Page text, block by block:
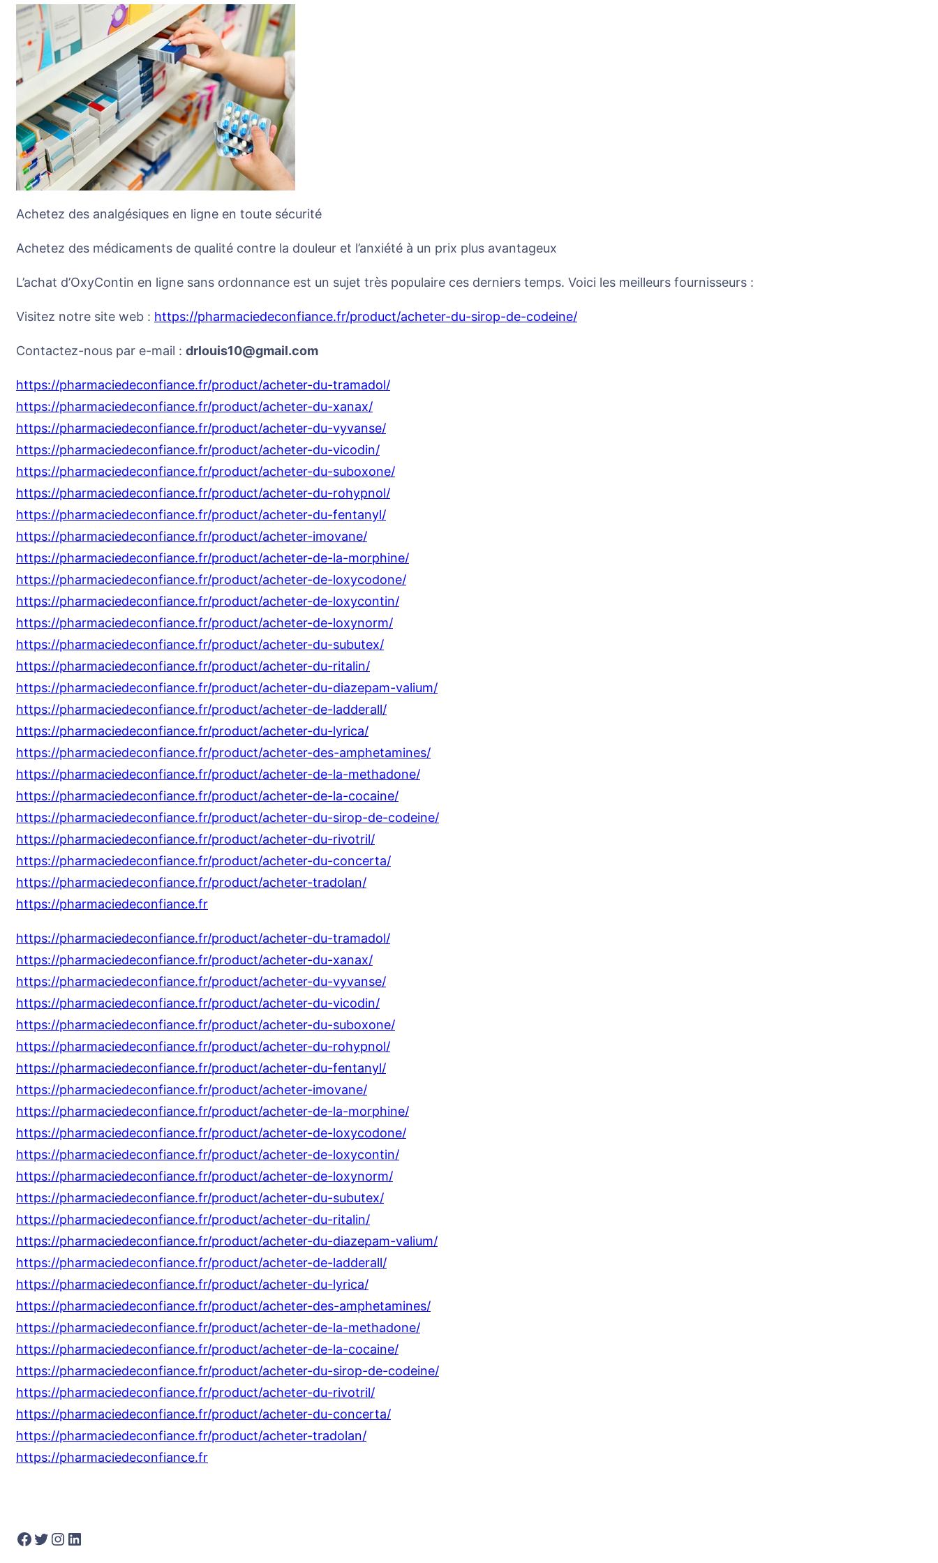
Achetez des analgésiques en ligne en toute sécurité
Achetez des médicaments de qualité contre la douleur et l’anxiété à un prix plus avantageux
L’achat d’OxyContin en ligne sans ordonnance est un sujet très populaire ces derniers temps. Voici les meilleurs fournisseurs :
Visitez notre site web : https://pharmaciedeconfiance.fr/product/acheter-du-sirop-de-codeine/
Contactez-nous par e-mail : drlouis10@gmail.com
https://pharmaciedeconfiance.fr/product/acheter-du-tramadol/
https://pharmaciedeconfiance.fr/product/acheter-du-xanax/
https://pharmaciedeconfiance.fr/product/acheter-du-vyvanse/
https://pharmaciedeconfiance.fr/product/acheter-du-vicodin/
https://pharmaciedeconfiance.fr/product/acheter-du-suboxone/
https://pharmaciedeconfiance.fr/product/acheter-du-rohypnol/
https://pharmaciedeconfiance.fr/product/acheter-du-fentanyl/
https://pharmaciedeconfiance.fr/product/acheter-imovane/
https://pharmaciedeconfiance.fr/product/acheter-de-la-morphine/
https://pharmaciedeconfiance.fr/product/acheter-de-loxycodone/
https://pharmaciedeconfiance.fr/product/acheter-de-loxycontin/
https://pharmaciedeconfiance.fr/product/acheter-de-loxynorm/
https://pharmaciedeconfiance.fr/product/acheter-du-subutex/
https://pharmaciedeconfiance.fr/product/acheter-du-ritalin/
https://pharmaciedeconfiance.fr/product/acheter-du-diazepam-valium/
https://pharmaciedeconfiance.fr/product/acheter-de-ladderall/
https://pharmaciedeconfiance.fr/product/acheter-du-lyrica/
https://pharmaciedeconfiance.fr/product/acheter-des-amphetamines/
https://pharmaciedeconfiance.fr/product/acheter-de-la-methadone/
https://pharmaciedeconfiance.fr/product/acheter-de-la-cocaine/
https://pharmaciedeconfiance.fr/product/acheter-du-sirop-de-codeine/
https://pharmaciedeconfiance.fr/product/acheter-du-rivotril/
https://pharmaciedeconfiance.fr/product/acheter-du-concerta/
https://pharmaciedeconfiance.fr/product/acheter-tradolan/
https://pharmaciedeconfiance.fr
https://pharmaciedeconfiance.fr/product/acheter-du-tramadol/
https://pharmaciedeconfiance.fr/product/acheter-du-xanax/
https://pharmaciedeconfiance.fr/product/acheter-du-vyvanse/
https://pharmaciedeconfiance.fr/product/acheter-du-vicodin/
https://pharmaciedeconfiance.fr/product/acheter-du-suboxone/
https://pharmaciedeconfiance.fr/product/acheter-du-rohypnol/
https://pharmaciedeconfiance.fr/product/acheter-du-fentanyl/
https://pharmaciedeconfiance.fr/product/acheter-imovane/
https://pharmaciedeconfiance.fr/product/acheter-de-la-morphine/
https://pharmaciedeconfiance.fr/product/acheter-de-loxycodone/
https://pharmaciedeconfiance.fr/product/acheter-de-loxycontin/
https://pharmaciedeconfiance.fr/product/acheter-de-loxynorm/
https://pharmaciedeconfiance.fr/product/acheter-du-subutex/
https://pharmaciedeconfiance.fr/product/acheter-du-ritalin/
https://pharmaciedeconfiance.fr/product/acheter-du-diazepam-valium/
https://pharmaciedeconfiance.fr/product/acheter-de-ladderall/
https://pharmaciedeconfiance.fr/product/acheter-du-lyrica/
https://pharmaciedeconfiance.fr/product/acheter-des-amphetamines/
https://pharmaciedeconfiance.fr/product/acheter-de-la-methadone/
https://pharmaciedeconfiance.fr/product/acheter-de-la-cocaine/
https://pharmaciedeconfiance.fr/product/acheter-du-sirop-de-codeine/
https://pharmaciedeconfiance.fr/product/acheter-du-rivotril/
https://pharmaciedeconfiance.fr/product/acheter-du-concerta/
https://pharmaciedeconfiance.fr/product/acheter-tradolan/
https://pharmaciedeconfiance.fr
Facebook Twitter Instagram LinkedIn